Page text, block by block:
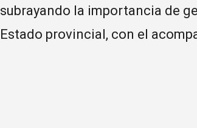
subrayando la importancia de
Estado provincial, con el